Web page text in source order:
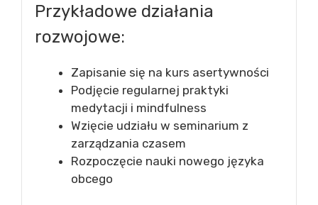
Przykładowe działania
rozwojowe:
Zapisanie się na kurs asertywności
Podjęcie regularnej praktyki
medytacji i mindfulness
Wzięcie udziału w seminarium z
zarządzania czasem
Rozpoczęcie nauki nowego języka
obcego